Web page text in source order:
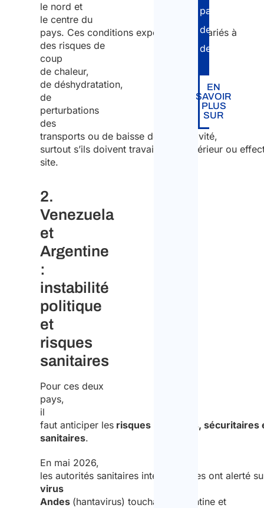
le nord et
le centre du
pays. Ces conditions exposent les salariés à
des risques de
coup
de chaleur,
de déshydratation,
de
perturbations
des
transports ou de baisse de productivité,
surtout s’ils doivent travailler en extérieur ou
site.
2.
Venezuela
et
Argentine
:
instabilité
politique
et
risques
sanitaires
Pour ces deux
pays,
il
faut anticiper lesrisques politiques, sécuritaires
sanitaires.
En mai 2026,
les autorités sanitaires internationales ont alerté
virus
Andes (hantavirus) touchant l’Argentine et
pays
de
destination.
EN
SAVOIR
PLUS
SUR